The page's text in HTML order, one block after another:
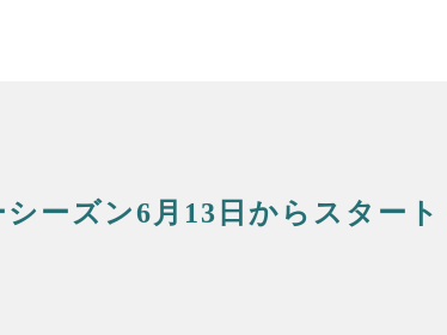
シーズン6月13日からスター